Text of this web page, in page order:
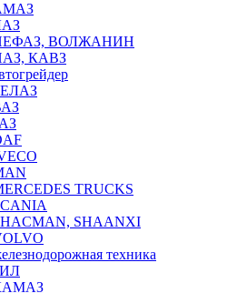
НЕФАЗ, ВОЛЖАНИН
КАВЗ
TRUCKS
SHAANXI
техника